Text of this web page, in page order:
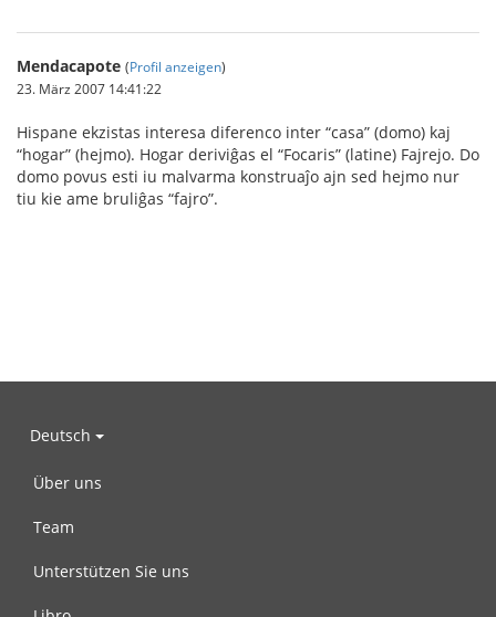
Mendacapote (Profil anzeigen)
23. März 2007 14:41:22
Hispane ekzistas interesa diferenco inter “casa” (domo) kaj
“hogar” (hejmo). Hogar deriviĝas el “Focaris” (latine) Fajrejo. Do
domo povus esti iu malvarma konstruaĵo ajn sed hejmo nur
tiu kie ame bruliĝas “fajro”.
Deutsch
Über uns
Team
Unterstützen Sie uns